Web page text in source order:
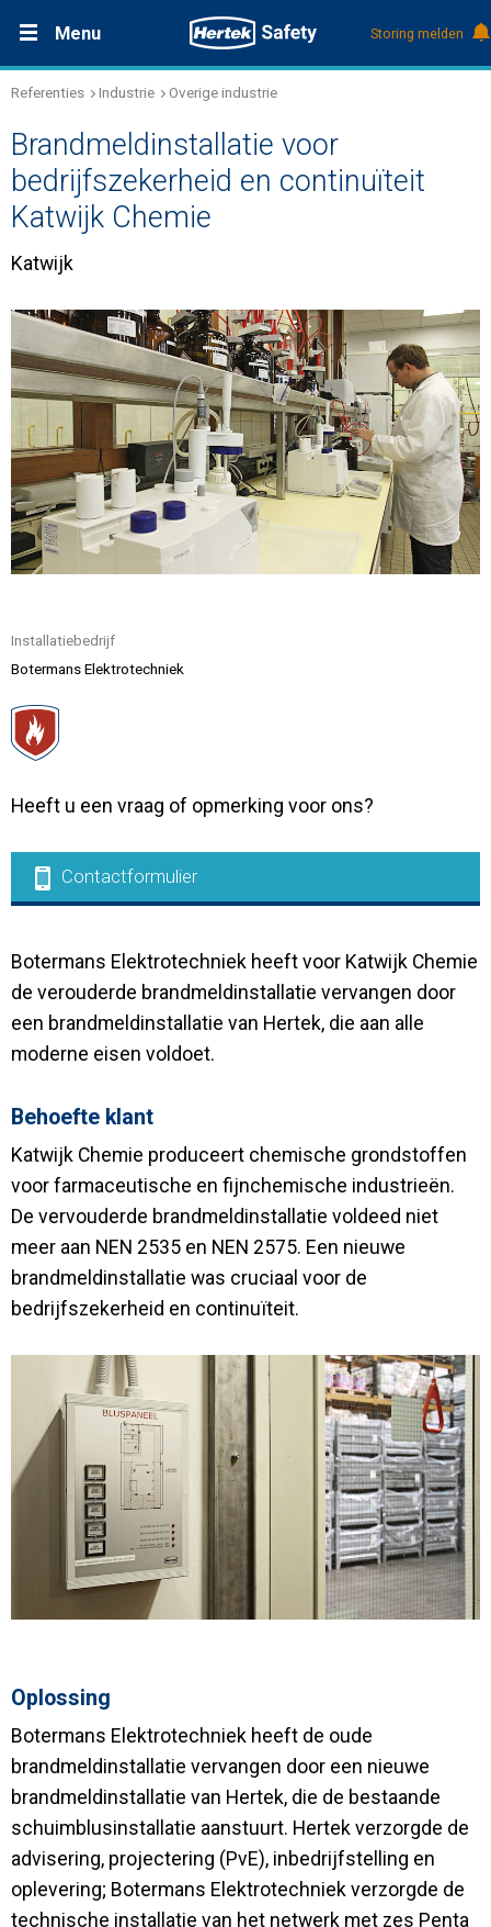
Menu
Oplossingen
Producten
Service & Onderhoud
Kennis
Over Hertek
Werken bij Hertek
Contact
Storing melden
Productdocumentatie (DMS)
+31 (0)495 584111
Referenties Industrie Overige industrie
Brandmeldinstallatie voor
bedrijfszekerheid en continuïteit
Katwijk Chemie
Katwijk
Installatiebedrijf
Botermans Elektrotechniek
Heeft u een vraag of opmerking voor ons?
Contactformulier
Botermans Elektrotechniek heeft voor Katwijk Chemie
de verouderde brandmeldinstallatie vervangen door
een brandmeldinstallatie van Hertek, die aan alle
moderne eisen voldoet.
Behoefte klant
Katwijk Chemie produceert chemische grondstoffen
voor farmaceutische en fijnchemische industrieën.
De vervouderde brandmeldinstallatie voldeed niet
meer aan NEN 2535 en NEN 2575. Een nieuwe
brandmeldinstallatie was cruciaal voor de
bedrijfszekerheid en continuïteit.
Oplossing
Botermans Elektrotechniek heeft de oude
brandmeldinstallatie vervangen door een nieuwe
brandmeldinstallatie van Hertek, die de bestaande
schuimblusinstallatie aanstuurt. Hertek verzorgde de
advisering, projectering (PvE), inbedrijfstelling en
oplevering; Botermans Elektrotechniek verzorgde de
technische installatie van het netwerk met zes Penta